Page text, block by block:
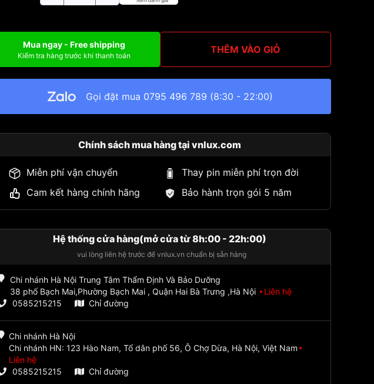
Mua ngay - Free shipping
Kiểm tra hàng trước khi thanh toán THÊM VÀO GIỎ
Gọi đặt mua 0795 496 789 (8:30 - 22:00)
Chính sách mua hàng tại vnlux.com
Miễn phí vận chuyển
Thay pin miễn phí trọn đời
Cam kết hàng chính hãng
Bảo hành trọn gói 5 năm
Hệ thống cửa hàng(mở cửa từ 8h:00 - 22h:00)
vui lòng liên hệ trước để vnlux.vn chuẩn bị sẵn hàng
Chi nhánh Hà Nội Trung Tâm Thẩm Định Và Bảo Dưỡng
38 phố Bạch Mai,Phường Bạch Mai , Quận Hai Bà Trưng ,Hà Nội
Liên hệ
0585215215
Chỉ đường
Chi nhánh Hà Nội
Chi nhánh HN: 123 Hào Nam, Tổ dân phố 56, Ô Chợ Dừa, Hà Nội, Việt Nam
Liên hệ
0585215215
Chỉ đường